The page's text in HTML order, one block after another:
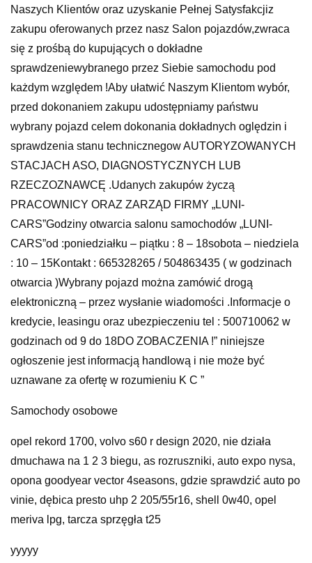
Naszych Klientów oraz uzyskanie Pełnej Satysfakcjiz
zakupu oferowanych przez nasz Salon pojazdów,zwraca
się z prośbą do kupujących o dokładne
sprawdzeniewybranego przez Siebie samochodu pod
każdym względem !Aby ułatwić Naszym Klientom wybór,
przed dokonaniem zakupu udostępniamy państwu
wybrany pojazd celem dokonania dokładnych oględzin i
sprawdzenia stanu technicznegow AUTORYZOWANYCH
STACJACH ASO, DIAGNOSTYCZNYCH LUB
RZECZOZNAWCĘ .Udanych zakupów życzą
PRACOWNICY ORAZ ZARZĄD FIRMY „LUNI-
CARS”Godziny otwarcia salonu samochodów „LUNI-
CARS”od :poniedziałku – piątku : 8 – 18sobota – niedziela
: 10 – 15Kontakt : 665328265 / 504863435 ( w godzinach
otwarcia )Wybrany pojazd można zamówić drogą
elektroniczną – przez wysłanie wiadomości .Informacje o
kredycie, leasingu oraz ubezpieczeniu tel : 500710062 w
godzinach od 9 do 18DO ZOBACZENIA !” niniejsze
ogłoszenie jest informacją handlową i nie może być
uznawane za ofertę w rozumieniu K C ”
Samochody osobowe
opel rekord 1700, volvo s60 r design 2020, nie działa
dmuchawa na 1 2 3 biegu, as rozruszniki, auto expo nysa,
opona goodyear vector 4seasons, gdzie sprawdzić auto po
vinie, dębica presto uhp 2 205/55r16, shell 0w40, opel
meriva lpg, tarcza sprzęgła t25
yyyyy